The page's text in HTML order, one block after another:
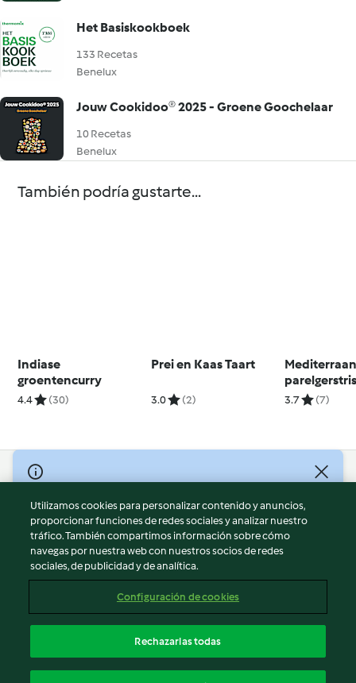
Het Basiskookboek
133 Recetas
Benelux
Jouw Cookidoo® 2025 - Groene Goochelaar
10 Recetas
Benelux
También podría gustarte...
Indiase
groentencurry
4.4 (30)
Prei en Kaas Taart
3.0 (2) 3.7 (7)
© Copyright 2026
Términos de uso
Política de privacidad
Aviso legal
Información legal
Reportar contenido
Declaración de accesibilidad
Utilizamos cookies para personalizar contenido y anuncios,
proporcionar funciones de redes sociales y analizar nuestro
tráfico. También compartimos información sobre cómo
navegas por nuestra web con nuestros socios de redes
sociales, de publicidad y de analítica.
Configuración de cookies
Rechazarlas todas